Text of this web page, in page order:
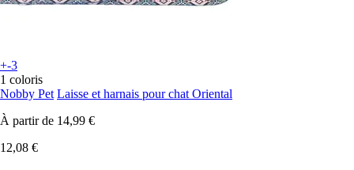
+-3
1 coloris
Nobby Pet Laisse et harnais pour chat Oriental
À partir de 14,99 €
12,08 €